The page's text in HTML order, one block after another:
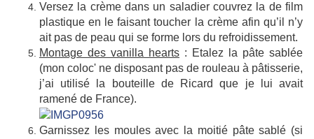
Versez la crème dans un saladier couvrez la de film
plastique en le faisant toucher la crème afin qu’il n’y
ait pas de peau qui se forme lors du refroidissement.
Montage des vanilla hearts : Etalez la pâte sablée
(mon coloc' ne disposant pas de rouleau à pâtisserie,
j’ai utilisé la bouteille de Ricard que je lui avait
ramené de France).
Garnissez les moules avec la moitié pâte sablé (si